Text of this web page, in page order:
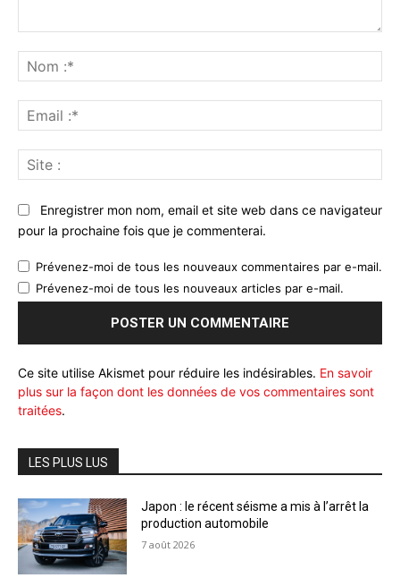
:*
:*
:
Enregistrer mon nom, email et site web dans ce navigateur
pour la prochaine fois que je commenterai.
Prévenez-moi de tous les nouveaux commentaires par e-mail.
Prévenez-moi de tous les nouveaux articles par e-mail.
Ce site utilise Akismet pour réduire les indésirables. En savoir
plus sur la façon dont les données de vos commentaires sont
traitées.
LES PLUS LUS
Japon : le récent séisme a mis à l’arrêt la
production automobile
7 août 2026